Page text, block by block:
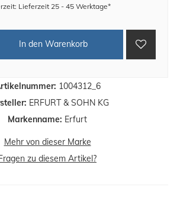
1004312_6
ERFURT & SOHN KG
Markenname: Erfurt
Lieferzeit 25 - 45 Werktage*
In den Warenkorb
Mehr von dieser Marke
zu diesem Artikel?